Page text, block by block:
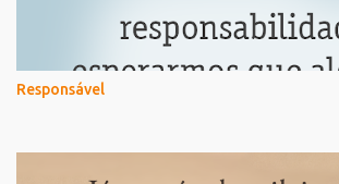
Responsável